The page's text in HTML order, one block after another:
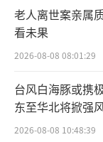
老人离世案亲属
看未果
2026-08-08 08:01:29
台风白海豚或携
东至华北将掀强
2026-08-08 10:48:39